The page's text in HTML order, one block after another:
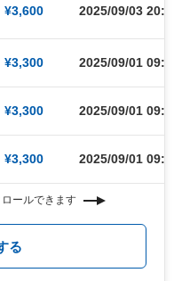
¥3,600 2025/09/03
¥3,300 2025/09/01
¥3,300 2025/09/01
¥3,300 2025/09/01
ールできます
る